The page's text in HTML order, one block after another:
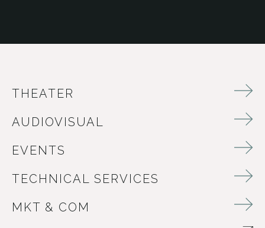
THEATER
AUDIOVISUAL
EVENTS
TECHNICAL SERVICES
MKT & COM